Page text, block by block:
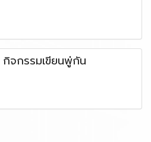
กิจกรรมเขียนพู่กัน